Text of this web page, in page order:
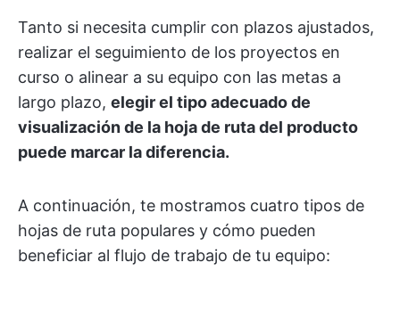
Tanto si necesita cumplir con plazos ajustados,
realizar el seguimiento de los proyectos en
curso o alinear a su equipo con las metas a
largo plazo, elegir el tipo adecuado de
visualización de la hoja de ruta del producto
puede marcar la diferencia.
A continuación, te mostramos cuatro tipos de
hojas de ruta populares y cómo pueden
beneficiar al flujo de trabajo de tu equipo: